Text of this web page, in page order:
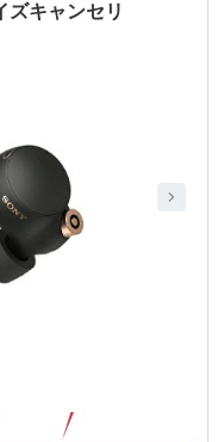
ズキャンセリ